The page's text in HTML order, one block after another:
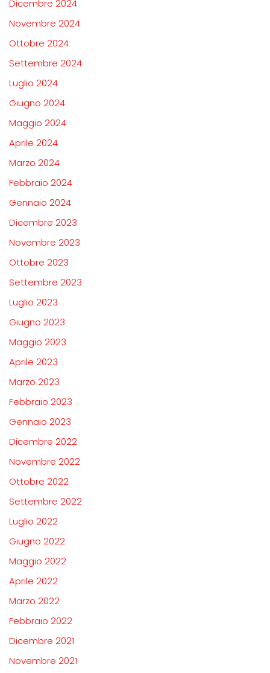
Dicembre 2024
Novembre 2024
Ottobre 2024
Settembre 2024
Luglio 2024
Giugno 2024
Maggio 2024
Aprile 2024
Marzo 2024
Febbraio 2024
Gennaio 2024
Dicembre 2023
Novembre 2023
Ottobre 2023
Settembre 2023
Luglio 2023
Giugno 2023
Maggio 2023
Aprile 2023
Marzo 2023
Febbraio 2023
Gennaio 2023
Dicembre 2022
Novembre 2022
Ottobre 2022
Settembre 2022
Luglio 2022
Giugno 2022
Maggio 2022
Aprile 2022
Marzo 2022
Febbraio 2022
Dicembre 2021
Novembre 2021